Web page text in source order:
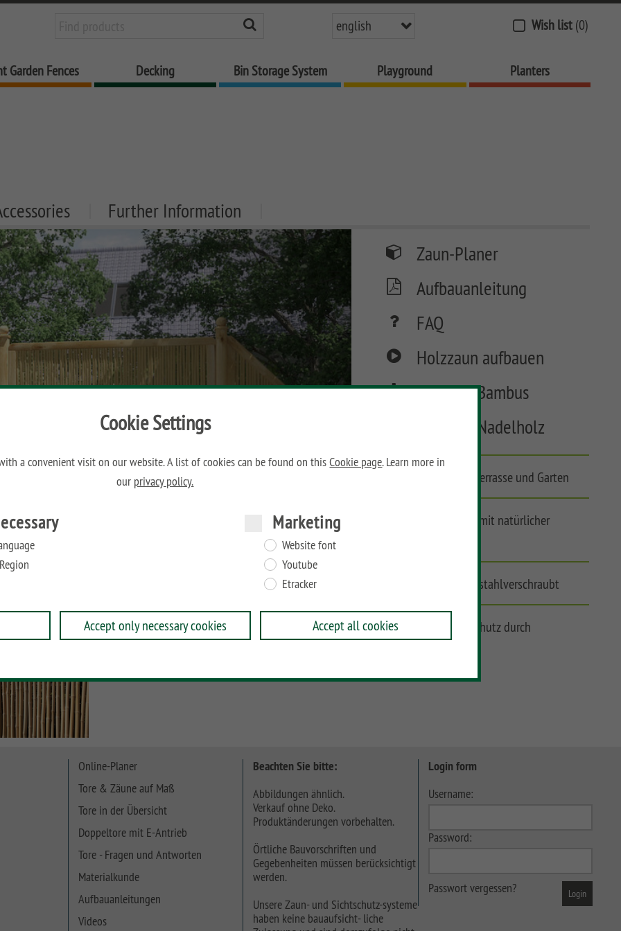
Cookie Settings
a convenient visit on our website. A list of cookies can be found on thisCookie page. Learn more in
our privacy policy.
Region
Marketing
Website font
Youtube
Etracker
Accept only necessary cookies Accept all cookies
english Wish list (0)
Garden Fences Decking Bin Storage System Playground Planters
Further Information
Zaun-Planer
Aufbauanleitung
FAQ
Holzzaun aufbauen
Material Bambus
Material Nadelholz
Asiatisches Flair für Terrasse und Garten
Stabiler Sichtschutz mit natürlicher
Breiter Rahmen, edelstahlverschraubt
Konstruktiver Holzschutz durch
Online-Planer
Tore & Zäune auf Maß
Tore in der Übersicht
Doppeltore mit E-Antrieb
Tore - Fragen und Antworten
Materialkunde
Aufbauanleitungen
Videos
Beachten Sie bitte:
Abbildungen ähnlich.
Verkauf ohne Deko.
Produktänderungen vorbehalten.
Örtliche Bauvorschriften und
Gegebenheiten müssen berücksichtigt
werden.
Unsere Zaun- und Sichtschutz-systeme
haben keine bauaufsicht- liche
Login form
Username:
Password:
Passwort vergessen?